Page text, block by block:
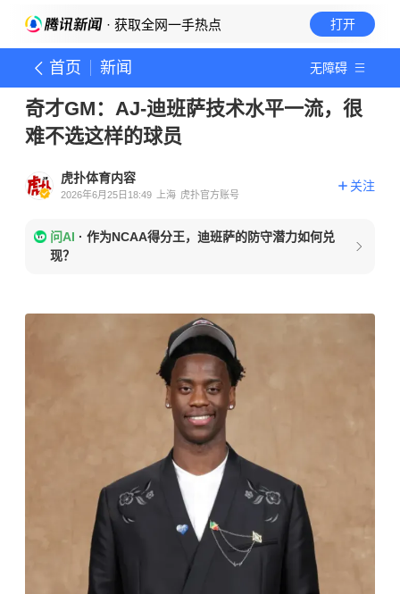
· 获取全网一手热点 打开
首页 新闻 无障碍
奇才GM：AJ-迪班萨技术水平一流，很
难不选这样的球员
虎扑体育内容
2026年6月25日18:49 上海 虎扑官方账号
关注
问AI · 作为NCAA得分王，迪班萨的防守潜力如何兑
现？